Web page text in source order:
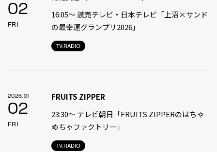
02
FRI
TV.RADIO
16:05〜 読売テレビ・日本テレビ「上沼×サンド
の最幸運グランプリ2026」
2026.01
02
FRI
TV.RADIO
FRUITS ZIPPER
23:30〜 テレビ朝日「FRUITS ZIPPERのはちゃ
めちゃファクトリー」